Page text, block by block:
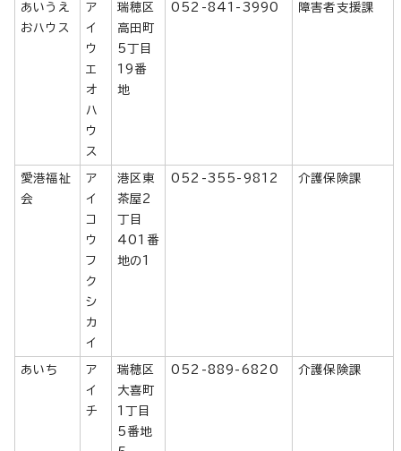
あいうえ
おハウス
ア
イ
ウ
エ
オ
ハ
ウ
ス
瑞穂区
高田町
5丁目
19番
地
052-841-3990 障害者支援課
愛港福祉
会
ア
イ
コ
ウ
フ
ク
シ
カ
イ
港区東
茶屋2
丁目
401番
地の1
052-355-9812 介護保険課
あいち
ア
イ
チ
瑞穂区
大喜町
1丁目
5番地
052-889-6820 介護保険課